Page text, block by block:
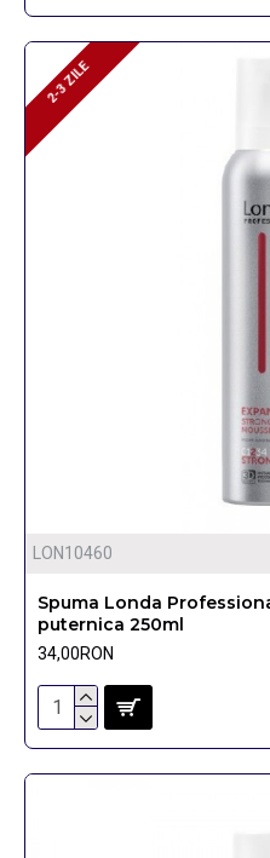
2-3 ZILE
2-3 ZILE
LON10460
Spuma Londa
puternica 250ml
34,00RON